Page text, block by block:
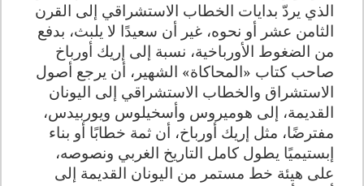
الذي يردّ بدايات الخطاب الاستشراقي إلى القرن
الثامن عشر أو نحوه، غير أن سعيدًا لا يلبث، بدفع
من الضغوط الأورباخية، نسبة إلى إريك أورباخ
صاحب كتاب «المحاكاة» الشهير، أن يرجع أصول
الاستشراق والخطاب الاستشراقي إلى اليونان
القديمة، إلى هوميروس وأسخيلوس ويوربيدس،
مفترضًا، مثل إريك أورباخ، أن ثمة خطابًا أو بناء
إبستيميًا يطول كامل التاريخ الغربي ونصوصه،
على هيئة خط مستمر من اليونان القديمة إلى